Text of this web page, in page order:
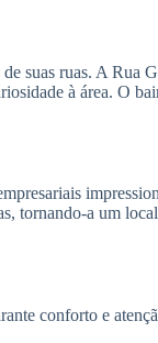
suas ruas. A Rua
à área. O
tornando-a um
conforto e